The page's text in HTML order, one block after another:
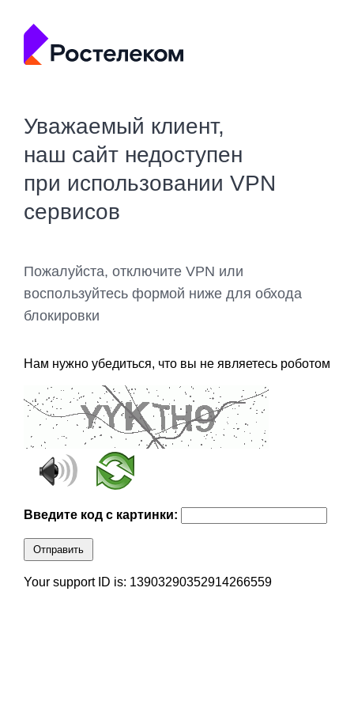
Уважаемый клиент,
наш сайт недоступен
при использовании VPN
сервисов
Пожалуйста, отключите VPN или
воспользуйтесь формой ниже для обхода
блокировки
Нам нужно убедиться, что вы не являетесь роботом
Введите код с картинки:
Отправить
Your support ID is: 13903290352914266559